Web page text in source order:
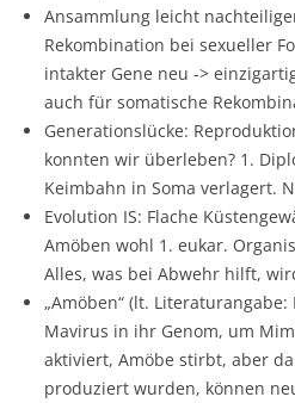
Ansammlung leicht
Rekombination bei sexueller
intakter Gene neu ->
auch für somatische
Generationslücke:
konnten wir überleben? 1.
Keimbahn in Soma verlagert.
Evolution IS: Flache
Amöben wohl 1. eukar.
Alles, was bei Abwehr hilft,
„Amöben“ (lt.
Mavirus in ihr Genom, um
aktiviert, Amöbe stirbt, aber
produziert wurden, können